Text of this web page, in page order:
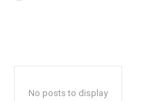
No posts to display